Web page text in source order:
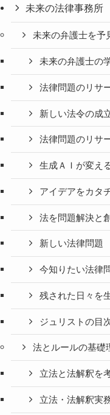
未来の法律事務所
未来の弁護士を予
未来の弁護士の
法律問題のリサ
新しい法令の成
法律問題のリサ
生成ＡＩが変え
アイデアをカタ
法を問題解決と
新しい法律問題
今知りたい法律
残された日々を
ジュリストの目
法とルールの基礎
立法と法解釈を
立法・法解釈実